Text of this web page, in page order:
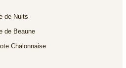
de Nuits
de Beaune
Chalonnaise